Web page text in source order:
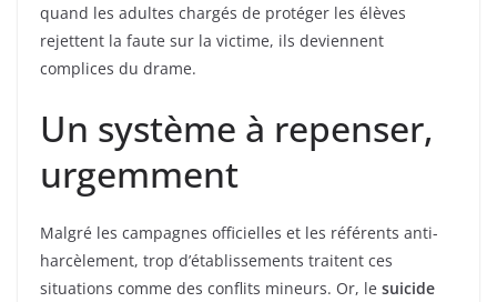
quand les adultes chargés de protéger les élèves
rejettent la faute sur la victime, ils deviennent
complices du drame.
Un système à repenser,
urgemment
Malgré les campagnes officielles et les référents anti-
harcèlement, trop d’établissements traitent ces
situations comme des conflits mineurs. Or, le suicide